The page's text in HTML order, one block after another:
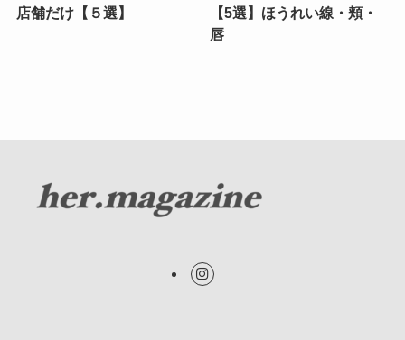
店舗だけ【５選】
【5選】ほうれい線・頬・
唇